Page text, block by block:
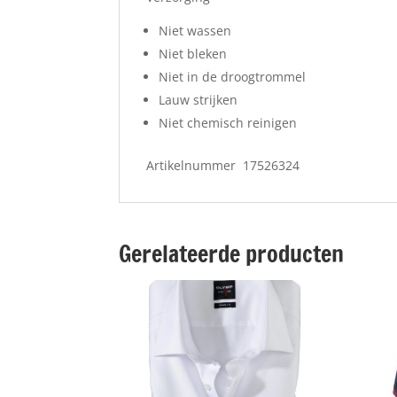
Niet wassen
Niet bleken
Niet in de droogtrommel
Lauw strijken
Niet chemisch reinigen
Artikelnummer 17526324
Gerelateerde producten